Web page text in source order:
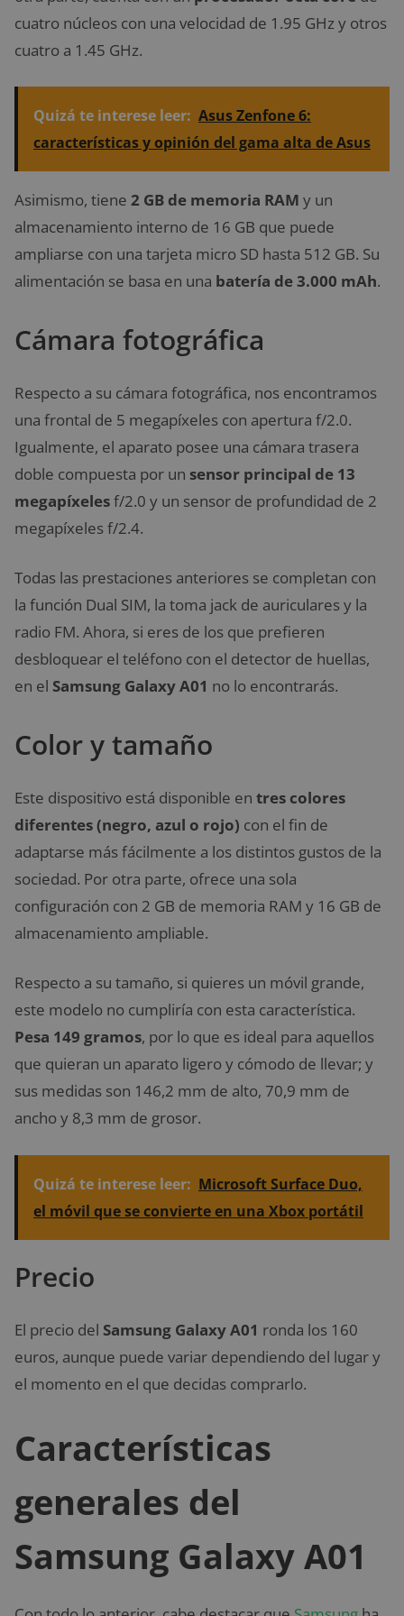
cuatro núcleos con una velocidad de 1.95 GHz y otros
cuatro a 1.45 GHz.
Quizá te interese leer: Asus Zenfone 6:
características y opinión del gama alta de Asus
Asimismo, tiene 2 GB de memoria RAM y un
almacenamiento interno de 16 GB que puede
ampliarse con una tarjeta micro SD hasta 512 GB. Su
alimentación se basa en una batería de 3.000 mAh.
Cámara fotográfica
Respecto a su cámara fotográfica, nos encontramos
una frontal de 5 megapíxeles con apertura f/2.0.
Igualmente, el aparato posee una cámara trasera
doble compuesta por un sensor principal de 13
megapíxelesf/2.0 y un sensor de profundidad de 2
megapíxeles f/2.4.
Todas las prestaciones anteriores se completan con
la función Dual SIM, la toma jack de auriculares y la
radio FM. Ahora, si eres de los que prefieren
desbloquear el teléfono con el detector de huellas,
en el Samsung Galaxy A01 no lo encontrarás.
Color y tamaño
Este dispositivo está disponible en tres colores
diferentes (negro, azul o rojo) con el fin de
adaptarse más fácilmente a los distintos gustos de la
sociedad. Por otra parte, ofrece una sola
configuración con 2 GB de memoria RAM y 16 GB de
almacenamiento ampliable.
Respecto a su tamaño, si quieres un móvil grande,
este modelo no cumpliría con esta característica.
Pesa 149 gramos, por lo que es ideal para aquellos
que quieran un aparato ligero y cómodo de llevar; y
sus medidas son 146,2 mm de alto, 70,9 mm de
ancho y 8,3 mm de grosor.
Quizá te interese leer: Microsoft Surface Duo,
el móvil que se convierte en una Xbox portátil
Precio
El precio del Samsung Galaxy A01 ronda los 160
euros, aunque puede variar dependiendo del lugar y
el momento en el que decidas comprarlo.
Características
generales del
Samsung Galaxy A01